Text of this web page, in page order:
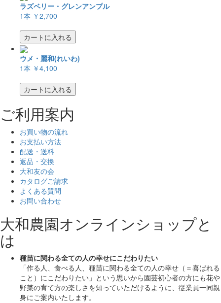
ラズベリー・グレンアンプル
1本 ￥2,700
カートに入れる
ウメ・麗和(れいわ)
1本 ￥4,100
カートに入れる
ご利用案内
お買い物の流れ
お支払い方法
配送・送料
返品・交換
大和友の会
カタログご請求
よくある質問
お問い合わせ
大和農園オンラインショップと
は
種苗に関わる全ての人の幸せにこだわりたい
「作る人、食べる人、種苗に関わる全ての人の幸せ（＝喜ばれる
こと）にこだわりたい」 という思いから園芸初心者の方にも花や
野菜の育て方の楽しさを知っていただけるように、従業員一同親
身にご案内いたします。